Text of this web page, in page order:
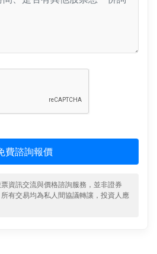
費諮詢報價
資訊交流與價格諮詢服務，並非證券
有交易均為私人間協議轉讓，投資人應